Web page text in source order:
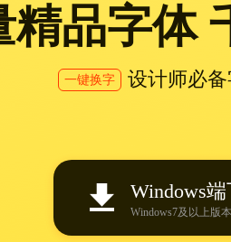
精品字体
一键换字 设计师必
Windows
Windows7及以上版本